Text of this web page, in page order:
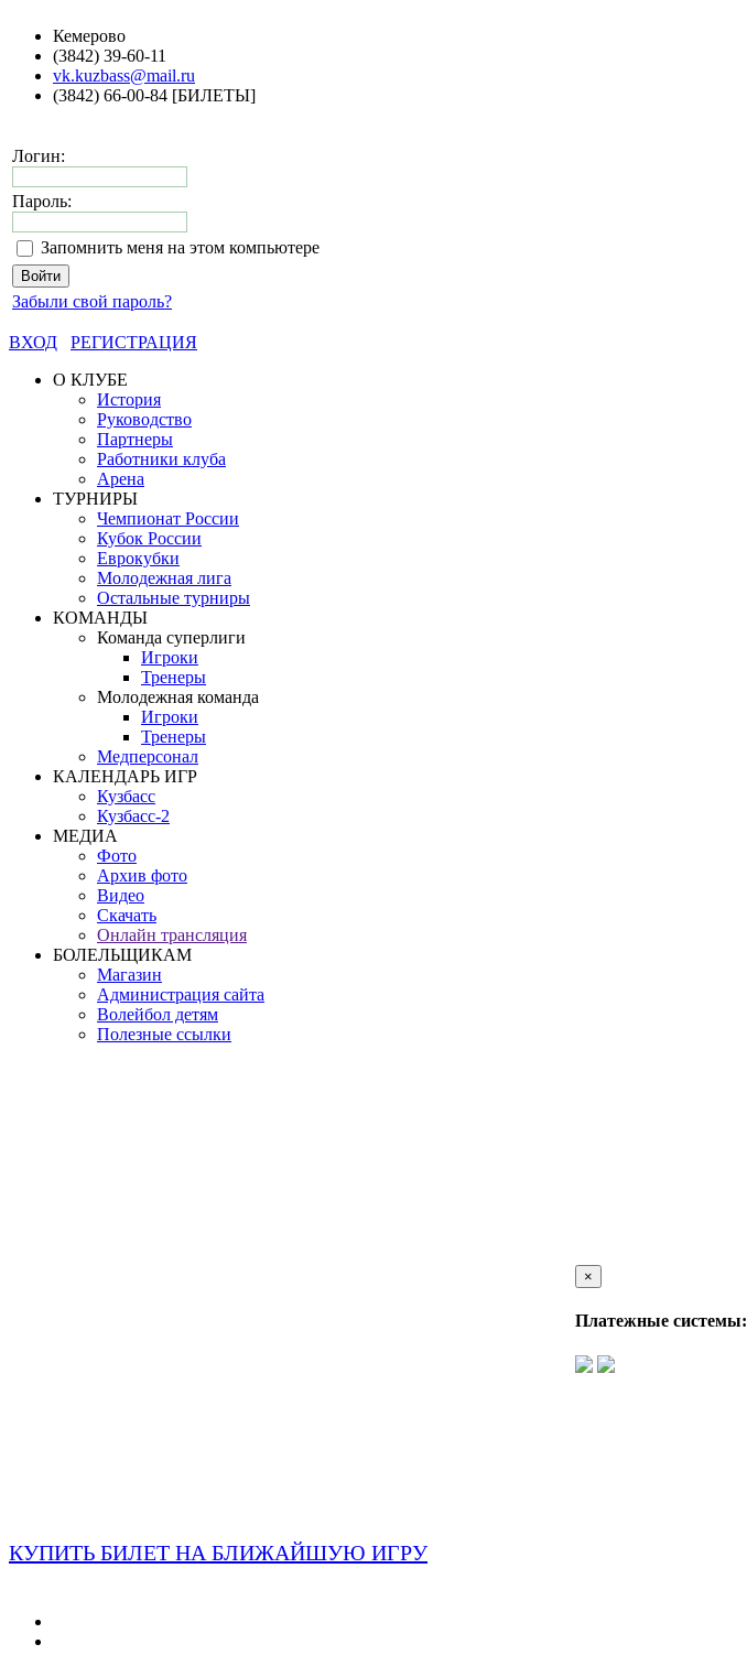
Кемерово
(3842) 39-60-11
vk.kuzbass@mail.ru
(3842) 66-00-84 [БИЛЕТЫ]
Логин:
Пароль:
Запомнить меня на этом компьютере
Забыли свой пароль?
ВХОД
РЕГИСТРАЦИЯ
О КЛУБЕ
История
Руководство
Партнеры
Работники клуба
Арена
ТУРНИРЫ
Чемпионат России
Кубок России
Еврокубки
Молодежная лига
Остальные турниры
КОМАНДЫ
Команда суперлиги
Игроки
Тренеры
Молодежная команда
Игроки
Тренеры
Медперсонал
КАЛЕНДАРЬ ИГР
Кузбасс
Кузбасс-2
МЕДИА
Фото
Архив фото
Видео
Скачать
Онлайн трансляция
БОЛЕЛЬЩИКАМ
Магазин
Администрация сайта
Волейбол детям
Полезные ссылки
×
Платежные системы:
КУПИТЬ БИЛЕТ НА БЛИЖАЙШУЮ ИГРУ